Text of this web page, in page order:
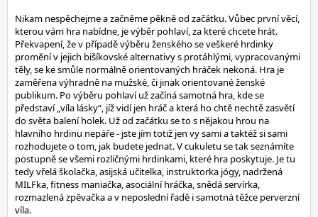
Nikam nespěchejme a začněme pěkně od začátku. Vůbec první věcí,
kterou vám hra nabídne, je výběr pohlaví, za které chcete hrát.
Překvapení, že v případě výběru ženského se veškeré hrdinky
promění v jejich bišíkovské alternativy s protáhlými, vypracovanými
těly, se ke smůle normálně orientovaných hráček nekoná. Hra je
zaměřena výhradně na mužské, či jinak orientované ženské
publikum. Po výběru pohlaví už začíná samotná hra, kde se
představí „víla lásky“, jíž vidí jen hráč a která ho chtě nechtě zasvětí
do světa balení holek. Už od začátku se to s nějakou hrou na
hlavního hrdinu nepáře - jste jím totiž jen vy sami a taktéž si sami
rozhodujete o tom, jak budete jednat. V cukuletu se tak seznámíte
postupně se všemi rozličnými hrdinkami, které hra poskytuje. Je tu
tedy vřelá školačka, asijská učitelka, instruktorka jógy, nadržená
MILFka, fitness maniačka, asociální hráčka, snědá servírka,
rozmazlená zpěvačka a v neposlední řadě i samotná těžce perverzní
víla.